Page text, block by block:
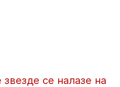
се налазе на